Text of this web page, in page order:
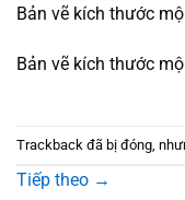
Bản vẽ kích thước
Bản vẽ kích thước
Trackback đã bị đóng,
Tiếp theo →